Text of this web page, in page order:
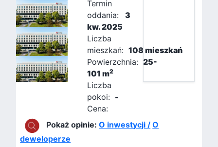
Termin
oddania:
3
kw. 2025
Liczba
mieszkań: 108 mieszkań
Powierzchnia: 25-
101 m2
Liczba
pokoi: -
Cena:
Pokaż opinie:O inwestycji / O
deweloperze